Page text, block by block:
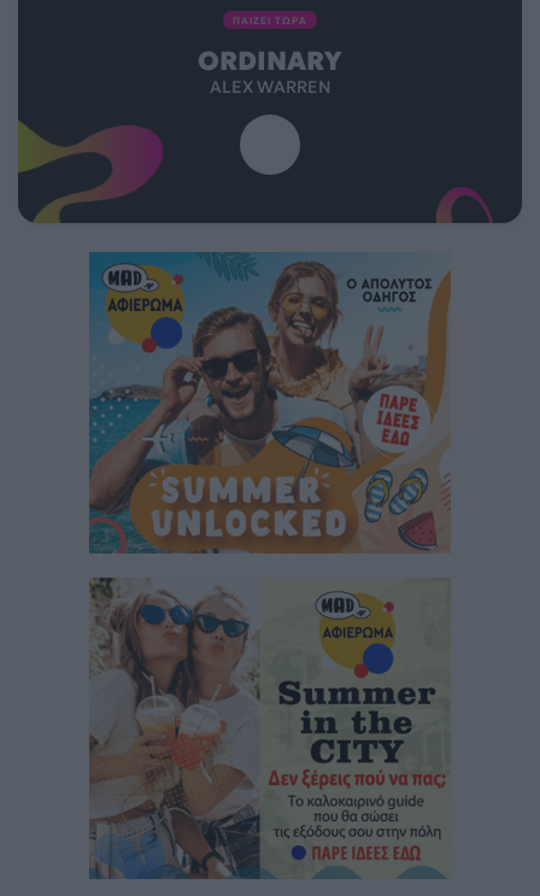
ΠΑΙΖΕΙ ΤΩΡΑ
ORDINARY
ALEX WARREN